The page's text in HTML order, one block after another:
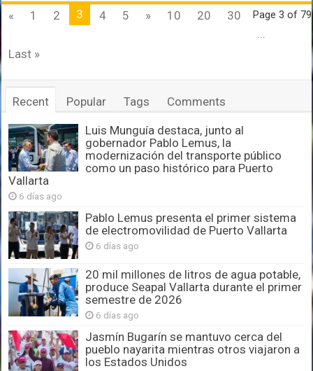
Page 3 of 79
« 1 2 3 4 5 » 10 20
30
...
Last »
Recent Popular Tags Comments
Luis Munguía destaca, junto al
gobernador Pablo Lemus, la
modernización del transporte público
como un paso histórico para Puerto
Vallarta
6 días ago
Pablo Lemus presenta el primer sistema
de electromovilidad de Puerto Vallarta
6 días ago
20 mil millones de litros de agua potable,
produce Seapal Vallarta durante el primer
semestre de 2026
6 días ago
Jasmín Bugarín se mantuvo cerca del
pueblo nayarita mientras otros viajaron a
los Estados Unidos